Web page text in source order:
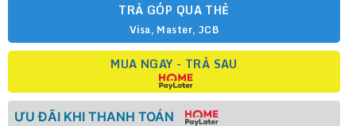
TRẢ GÓP QUA THẺ
Visa, Master, JCB
MUA NGAY - TRẢ SAU
ƯU ĐÃI KHI THANH TOÁN